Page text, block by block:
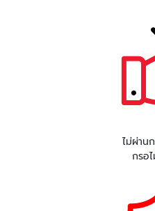
ไม่ผ่าน
กรอ